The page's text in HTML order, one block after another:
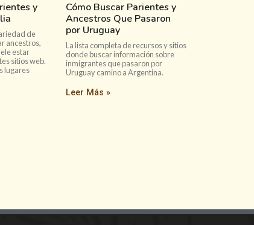
y
de
ancestros,
estar
sitios web.
lugares
Cómo Buscar Parientes y
Ancestros Que Pasaron
por Uruguay
La lista completa de recursos y sitios
donde buscar información sobre
inmigrantes que pasaron por
Uruguay camino a Argentina.
Leer Más »